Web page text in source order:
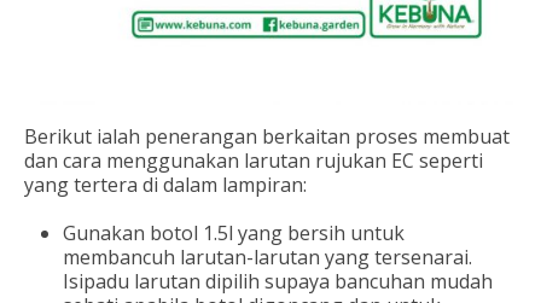
Berikut ialah penerangan berkaitan proses membuat
dan cara menggunakan larutan rujukan EC seperti
yang tertera di dalam lampiran:
Gunakan botol 1.5l yang bersih untuk
membancuh larutan-larutan yang tersenarai.
Isipadu larutan dipilih supaya bancuhan mudah